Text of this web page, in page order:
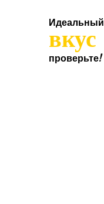
Идеальный
вкус
проверьте!